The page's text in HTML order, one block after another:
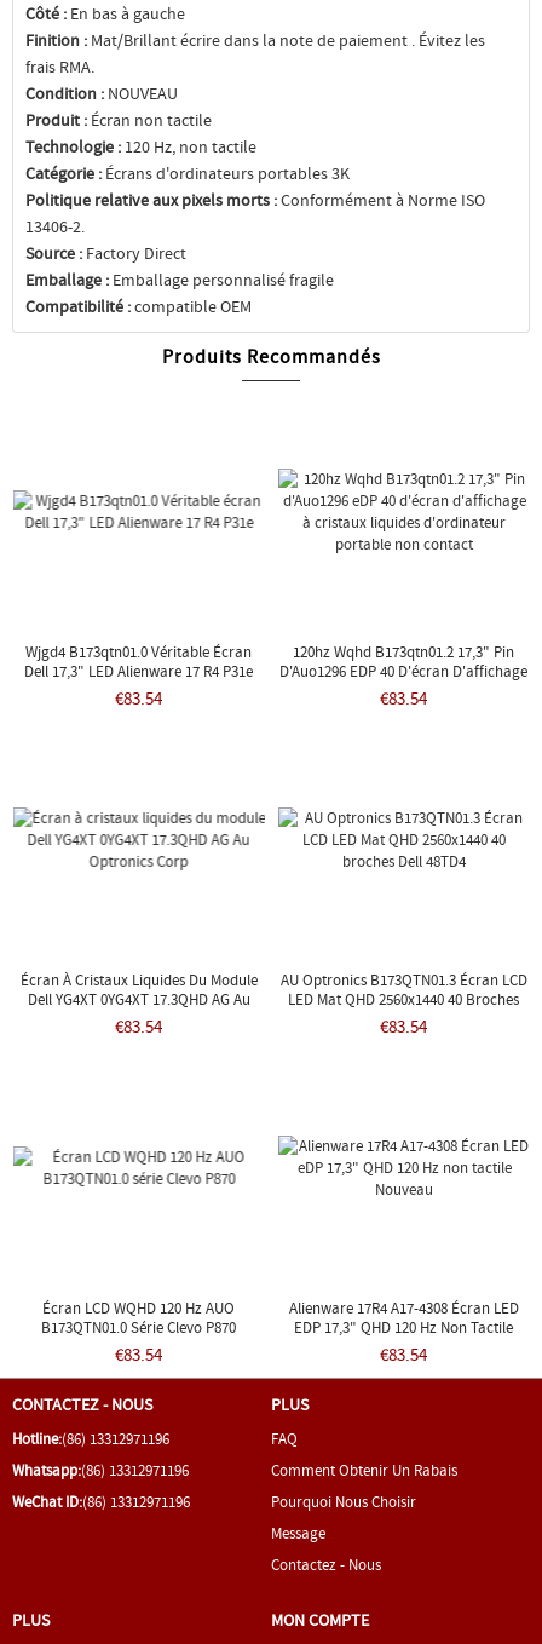
Côté : En bas à gauche
Finition : Mat/Brillant écrire dans la note de paiement . Évitez les
frais RMA.
Condition : NOUVEAU
Produit : Écran non tactile
Technologie : 120 Hz, non tactile
Catégorie : Écrans d'ordinateurs portables 3K
Politique relative aux pixels morts :Conformément à Norme ISO
13406-2.
Source : Factory Direct
Emballage : Emballage personnalisé fragile
Compatibilité :compatible OEM
Produits Recommandés
Wjgd4 B173qtn01.0 Véritable Écran
Dell 17,3" LED Alienware 17 R4 P31e
€83.54
120hz Wqhd B173qtn01.2 17,3" Pin
D'Auo1296 EDP 40 D'écran D'affichage
À Cristaux Liquides D'ordinateur
Portable Non Contact
€83.54
Écran À Cristaux Liquides Du Module
Dell YG4XT 0YG4XT 17.3QHD AG Au
Optronics Corp
€83.54
AU Optronics B173QTN01.3 Écran LCD
LED Mat QHD 2560x1440 40 Broches
Dell 48TD4
€83.54
Écran LCD WQHD 120 Hz AUO
B173QTN01.0 Série Clevo P870
€83.54
Alienware 17R4 A17-4308 Écran LED
EDP 17,3" QHD 120 Hz Non Tactile
Nouveau
€83.54
CONTACTEZ - NOUS
Hotline:(86) 13312971196
Whatsapp:(86) 13312971196
WeChat ID:(86) 13312971196
PLUS
FAQ
Comment Obtenir Un Rabais
Pourquoi Nous Choisir
Message
Contactez - Nous
PLUS MON COMPTE